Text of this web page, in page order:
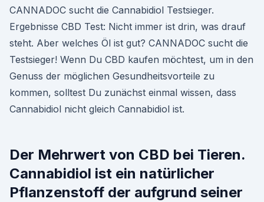
CANNADOC sucht die Cannabidiol Testsieger.
Ergebnisse CBD Test: Nicht immer ist drin, was drauf
steht. Aber welches Öl ist gut? CANNADOC sucht die
Testsieger! Wenn Du CBD kaufen möchtest, um in den
Genuss der möglichen Gesundheitsvorteile zu
kommen, solltest Du zunächst einmal wissen, dass
Cannabidiol nicht gleich Cannabidiol ist.
Der Mehrwert von CBD bei Tieren.
Cannabidiol ist ein natürlicher
Pflanzenstoff der aufgrund seiner